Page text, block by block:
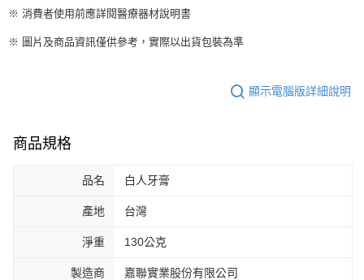
※ 消費者使用前應詳閱醫療器材說明書
※ 圖片及商品資訊僅供參考，實際以出貨包裝為準
顯示電腦版詳細說明
商品規格
品名 白人牙膏
產地 台灣
淨重 130公克
製造商 嘉聯實業股份有限公司